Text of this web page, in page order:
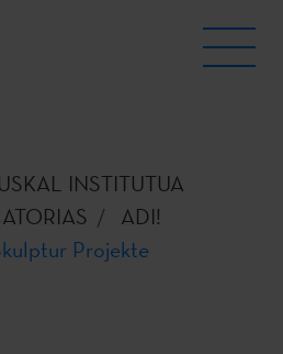
INSTITUTUA
ADI!
Projekte